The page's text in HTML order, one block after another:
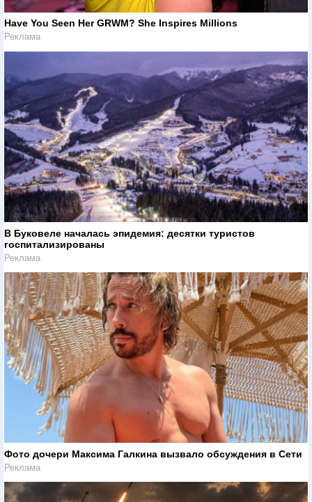
Have You Seen Her GRWM? She Inspires Millions
Реклама
В Буковеле началась эпидемия: десятки туристов
госпитализированы
Реклама
Фото дочери Максима Галкина вызвало обсуждения в Сети
Реклама